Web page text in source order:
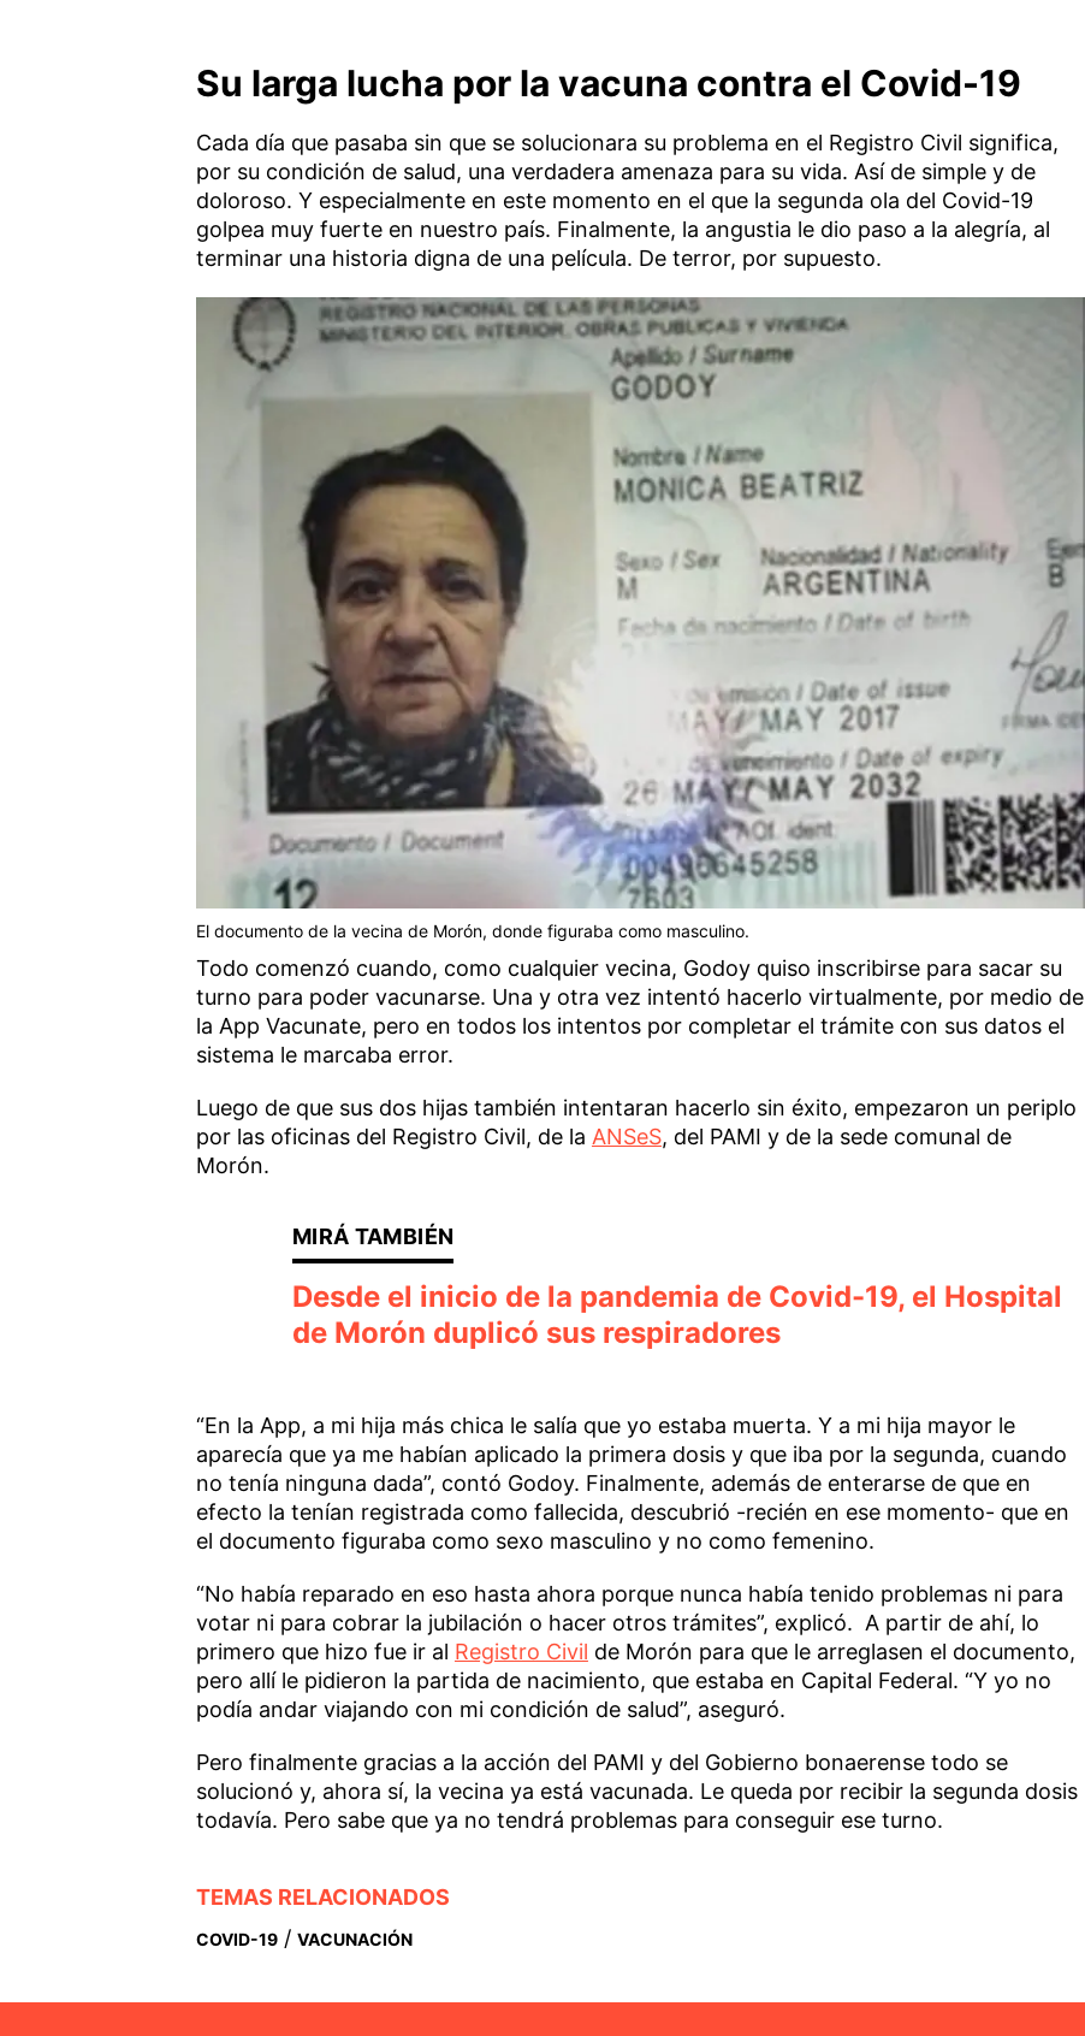
Su larga lucha por la vacuna contra el Covid-19
Cada día que pasaba sin que se solucionara su problema en el Registro Civil significa,
por su condición de salud, una verdadera amenaza para su vida. Así de simple y de
doloroso. Y especialmente en este momento en el que la segunda ola del Covid-19
golpea muy fuerte en nuestro país. Finalmente, la angustia le dio paso a la alegría, al
terminar una historia digna de una película. De terror, por supuesto.
El documento de la vecina de Morón, donde figuraba como masculino.
Todo comenzó cuando, como cualquier vecina, Godoy quiso inscribirse para sacar su
turno para poder vacunarse. Una y otra vez intentó hacerlo virtualmente, por medio de
la App Vacunate, pero en todos los intentos por completar el trámite con sus datos el
sistema le marcaba error.
Luego de que sus dos hijas también intentaran hacerlo sin éxito, empezaron un periplo
por las oficinas del Registro Civil, de la ANSeS, del PAMI y de la sede comunal de
Morón.
Desde el inicio de la pandemia de Covid-19, el Hospital
de Morón duplicó sus respiradores
“En la App, a mi hija más chica le salía que yo estaba muerta. Y a mi hija mayor le
aparecía que ya me habían aplicado la primera dosis y que iba por la segunda, cuando
no tenía ninguna dada”, contó Godoy. Finalmente, además de enterarse de que en
efecto la tenían registrada como fallecida, descubrió -recién en ese momento- que en
el documento figuraba como sexo masculino y no como femenino.
“No había reparado en eso hasta ahora porque nunca había tenido problemas ni para
votar ni para cobrar la jubilación o hacer otros trámites”, explicó. A partir de ahí, lo
primero que hizo fue ir al Registro Civil de Morón para que le arreglasen el documento,
pero allí le pidieron la partida de nacimiento, que estaba en Capital Federal. “Y yo no
podía andar viajando con mi condición de salud”, aseguró.
Pero finalmente gracias a la acción del PAMI y del Gobierno bonaerense todo se
solucionó y, ahora sí, la vecina ya está vacunada. Le queda por recibir la segunda dosis
todavía. Pero sabe que ya no tendrá problemas para conseguir ese turno.
TEMAS RELACIONADOS
COVID-19/ VACUNACIÓN